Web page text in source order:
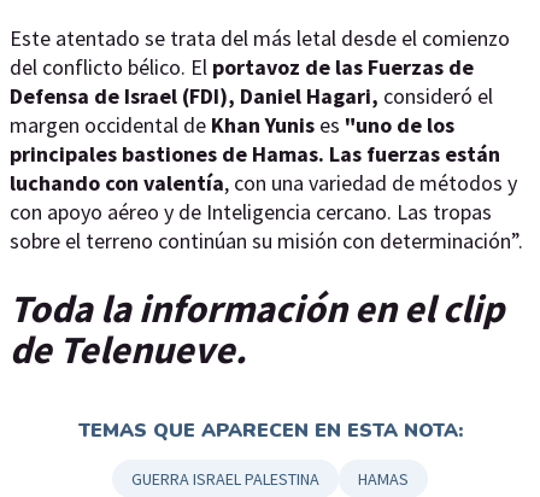
Este atentado se trata del más letal desde el comienzo
del conflicto bélico. El portavoz de las Fuerzas de
Defensa de Israel (FDI), Daniel Hagari, consideró el
margen occidental de Khan Yunis es "uno de los
principales bastiones de Hamas. Las fuerzas están
luchando con valentía, con una variedad de métodos y
con apoyo aéreo y de Inteligencia cercano. Las tropas
sobre el terreno continúan su misión con determinación”.
Toda la información en el clip
de Telenueve.
TEMAS QUE APARECEN EN ESTA NOTA:
GUERRA ISRAEL PALESTINA HAMAS